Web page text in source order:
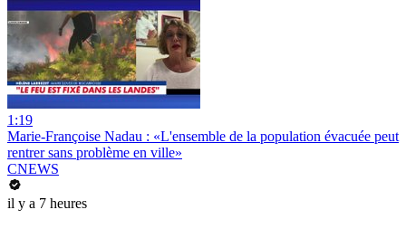
1:19
Marie-Françoise Nadau : «L'ensemble de la population évacuée peut
rentrer sans problème en ville»
CNEWS
il y a 7 heures